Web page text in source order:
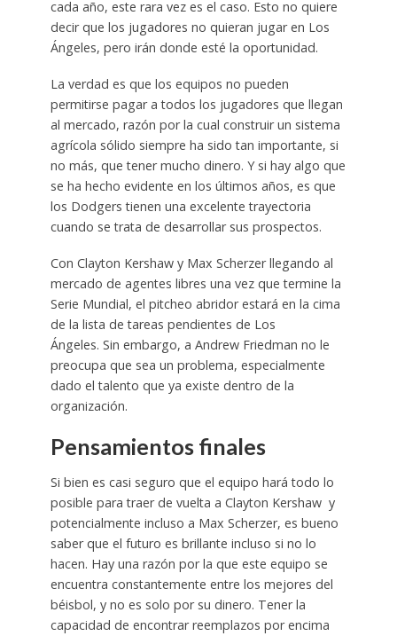
cada año, este rara vez es el caso. Esto no quiere
decir que los jugadores no quieran jugar en Los
Ángeles, pero irán donde esté la oportunidad.
La verdad es que los equipos no pueden
permitirse pagar a todos los jugadores que llegan
al mercado, razón por la cual construir un sistema
agrícola sólido siempre ha sido tan importante, si
no más, que tener mucho dinero. Y si hay algo que
se ha hecho evidente en los últimos años, es que
los Dodgers tienen una excelente trayectoria
cuando se trata de desarrollar sus prospectos.
Con Clayton Kershaw y Max Scherzer llegando al
mercado de agentes libres una vez que termine la
Serie Mundial, el pitcheo abridor estará en la cima
de la lista de tareas pendientes de Los
Ángeles. Sin embargo, a Andrew Friedman no le
preocupa que sea un problema, especialmente
dado el talento que ya existe dentro de la
organización.
Pensamientos finales
Si bien es casi seguro que el equipo hará todo lo
posible paratraer de vuelta a Clayton Kershawy
potencialmente incluso a Max Scherzer, es bueno
saber que el futuro es brillante incluso si no lo
hacen. Hay una razón por la que este equipo se
encuentra constantemente entre los mejores del
béisbol, y no es solo por su dinero. Tener la
capacidad de encontrar reemplazos por encima